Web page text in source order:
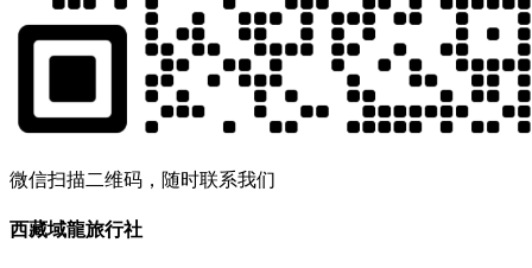
微信扫描二维码，随时联系我们
西藏域龍旅行社